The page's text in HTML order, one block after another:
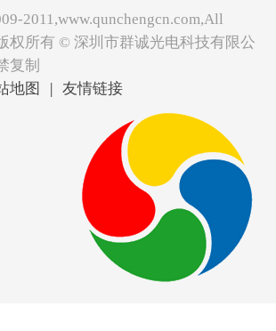
2011,www.qunchengcn.com,All
权所有 © 深圳市群诚光电科技有限公
复制
地图 | 友情链接